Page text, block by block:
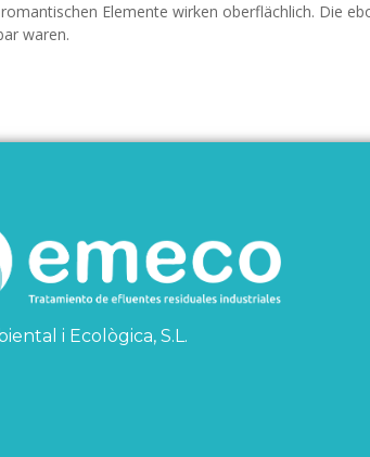
Elemente wirken oberflächlich. Die
waren.
i Ecològica, S.L.